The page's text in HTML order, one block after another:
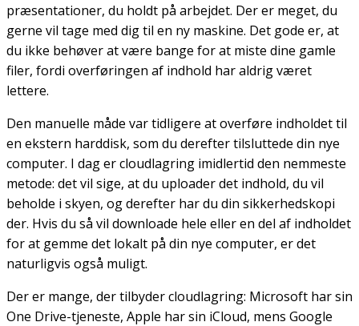
præsentationer, du holdt på arbejdet. Der er meget, du
gerne vil tage med dig til en ny maskine. Det gode er, at
du ikke behøver at være bange for at miste dine gamle
filer, fordi overføringen af indhold har aldrig været
lettere.
Den manuelle måde var tidligere at overføre indholdet til
en ekstern harddisk, som du derefter tilsluttede din nye
computer. I dag er cloudlagring imidlertid den nemmeste
metode: det vil sige, at du uploader det indhold, du vil
beholde i skyen, og derefter har du din sikkerhedskopi
der. Hvis du så vil downloade hele eller en del af indholdet
for at gemme det lokalt på din nye computer, er det
naturligvis også muligt.
Der er mange, der tilbyder cloudlagring: Microsoft har sin
One Drive-tjeneste, Apple har sin iCloud, mens Google